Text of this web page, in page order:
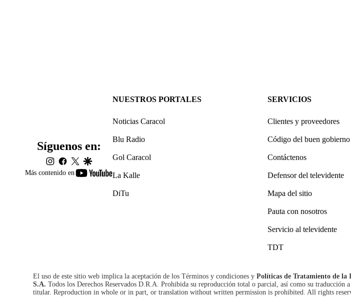
Más contenido en
youtube-
Síguenos en:
instagram
facebook
twittergoogle
NUESTROS PORTALES
Noticias Caracol
Blu Radio
Gol Caracol
La Kalle
DiTu
SERVICIOS
Clientes y proveedores
Código del buen gobierno
Contáctenos
Defensor del televidente
Mapa del sitio
Pauta con nosotros
Servicio al televidente
TDT
El uso de este sitio web implica la aceptación de los Términos y condiciones y Políticas de Tratamiento de la
S.A. Todos los Derechos Reservados D.R.A. Prohibida su reproducción total o parcial, así como su traducción
titular. Reproduction in whole or in part, or translation without written permission is prohibited. All rights